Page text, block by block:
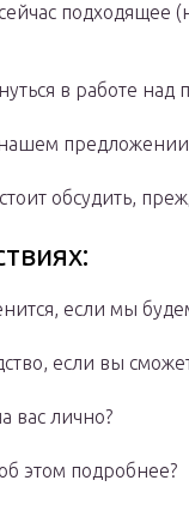
подходящее
в работе над
обсудить,
если мы
если вы
вас лично?
этом подробнее?